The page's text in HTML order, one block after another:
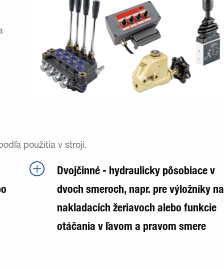
použitia v stroji.
Dvojčinné - hydraulicky pôsobiace v
dvoch smeroch, napr. pre výložníky na
nakladacích žeriavoch alebo funkcie
otáčania v ľavom a pravom smere